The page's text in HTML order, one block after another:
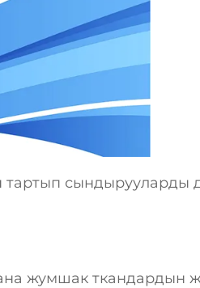
тартып сындырууларды
жумшак ткандардын